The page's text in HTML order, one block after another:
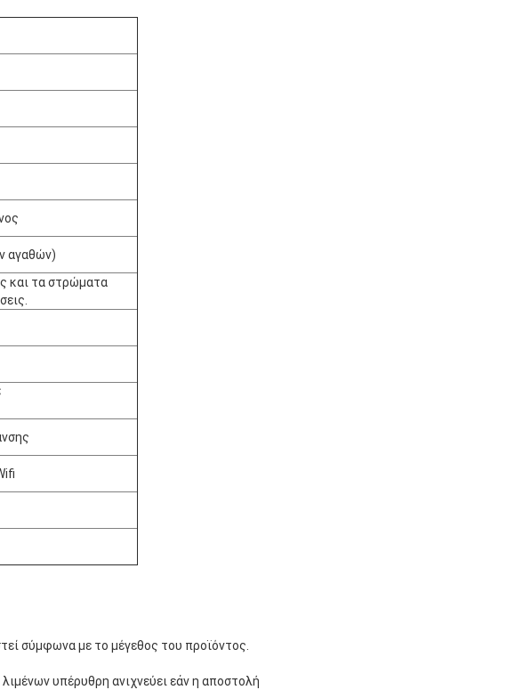
αγαθών)
και τα στρώματα
σύμφωνα με το μέγεθος του προϊόντος.
υπέρυθρη ανιχνεύει εάν η αποστολή